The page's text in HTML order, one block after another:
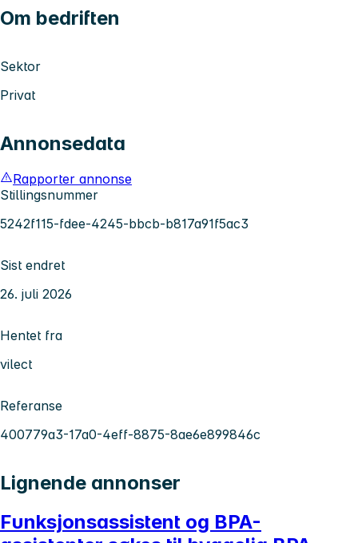
Om bedriften
Sektor
Privat
Annonsedata
Rapporter annonse
Stillingsnummer
5242f115-fdee-4245-bbcb-b817a91f5ac3
Sist endret
26. juli 2026
Hentet fra
vilect
Referanse
400779a3-17a0-4eff-8875-8ae6e899846c
Lignende annonser
Funksjonsassistent og BPA-